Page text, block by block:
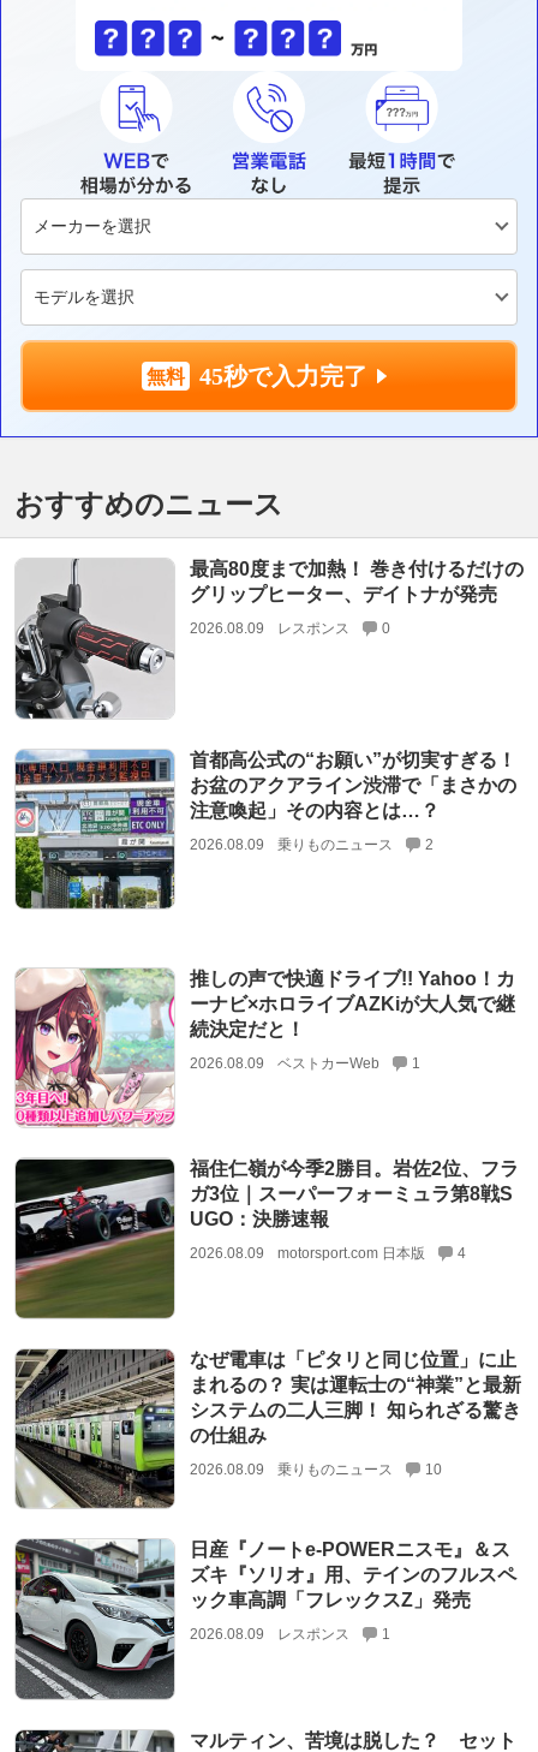
45秒で入力完了
おすすめのニュース
最高80度まで加熱！ 巻き付けるだけの
グリップヒーター、デイトナが発売
2026.08.09 レスポンス 0
首都高公式の“お願い”が切実すぎる！
お盆のアクアライン渋滞で「まさかの
注意喚起」その内容とは…？
2026.08.09 乗りものニュース 2
推しの声で快適ドライブ!! Yahoo！カ
ーナビ×ホロライブAZKiが大人気で継
続決定だと！
2026.08.09 ベストカーWeb 1
福住仁嶺が今季2勝目。岩佐2位、フラ
ガ3位｜スーパーフォーミュラ第8戦S
UGO：決勝速報
2026.08.09 motorsport.com 日本版 4
なぜ電車は「ピタリと同じ位置」に止
まれるの？ 実は運転士の“神業”と最新
システムの二人三脚！ 知られざる驚き
の仕組み
2026.08.09 乗りものニュース 10
日産『ノートe-POWERニスモ』＆ス
ズキ『ソリオ』用、テインのフルスペ
ック車高調「フレックスZ」発売
2026.08.09 レスポンス 1
マルティン、苦境は脱した？ セット